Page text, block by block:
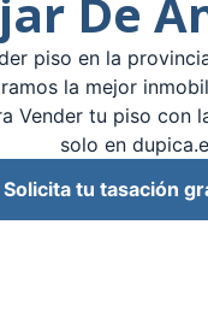
De
piso en la
la mejor
Vender tu piso con
solo en
Solicita tu tasación